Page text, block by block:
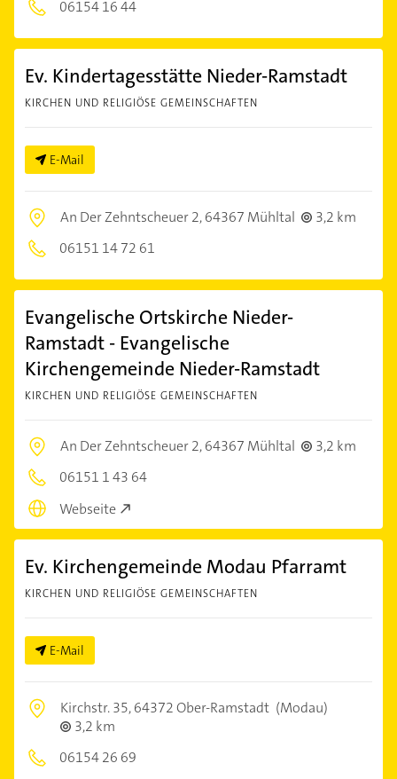
06154 16 44
Ev. Kindertagesstätte Nieder-Ramstadt
KIRCHEN UND RELIGIÖSE GEMEINSCHAFTEN
E-Mail
An Der Zehntscheuer 2,64367 Mühltal
3,2 km
06151 14 72 61
Evangelische Ortskirche Nieder-
Ramstadt - Evangelische
Kirchengemeinde Nieder-Ramstadt
KIRCHEN UND RELIGIÖSE GEMEINSCHAFTEN
An Der Zehntscheuer 2,64367 Mühltal
3,2 km
06151 1 43 64
Webseite
Ev. Kirchengemeinde Modau Pfarramt
KIRCHEN UND RELIGIÖSE GEMEINSCHAFTEN
E-Mail
Kirchstr. 35,64372 Ober-Ramstadt (Modau)
3,2 km
06154 26 69